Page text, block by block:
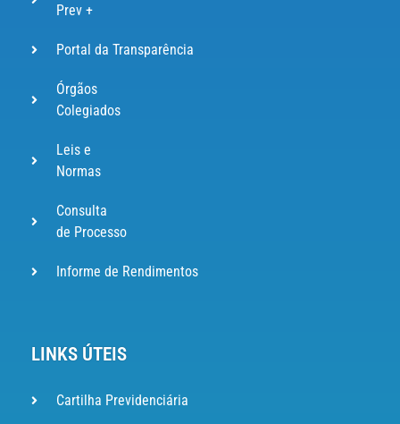
Prev +
Portal da Transparência
Órgãos
Colegiados
Leis e
Normas
Consulta
de Processo
Informe de Rendimentos
LINKS ÚTEIS
Cartilha Previdenciária